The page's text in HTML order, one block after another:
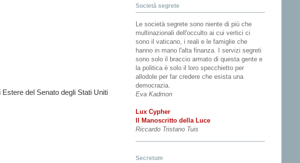
del Senato degli Stati Uniti
Società segrete
Le società segrete sono niente di più che
multinazionali dell'occulto ai cui vertici ci
sono il vaticano, i reali e le famiglie che
hanno in mano l'alta finanza. I servizi segreti
sono solo il braccio armato di questa gente e
la politica è solo il loro specchietto per
allodole per far credere che esista una
democrazia.
Eva Kadmon
Lux Cypher
Il Manoscritto della Luce
Riccardo Tristano Tuis
Secretum